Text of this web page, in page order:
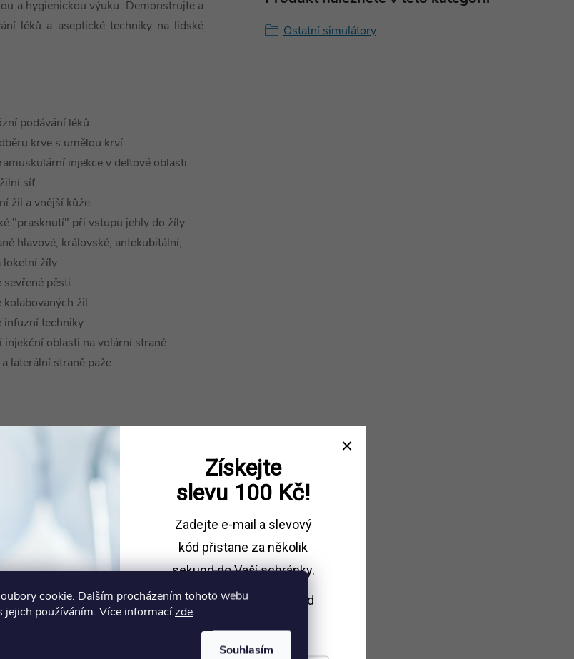
cookie. Dalším procházením tohoto webu
jejich používáním. Více informacízde.
Souhlasím
a hygienickou výuku. Demonstrujte a
léků a aseptické techniky na lidské
podávání léků
krve s umělou krví
injekce v deltové oblasti
síť
žil a vnější kůže
"prasknutí" při vstupu jehly do žíly
hlavové, královské, antekubitální,
loketní žíly
sevřené pěsti
kolabovaných žil
infuzní techniky
injekční oblasti na volární straně
laterální straně paže
Ostatní simulátory
Získejte
slevu 100 Kč!
Zadejte e-mail a slevový
kód přistane za několik
sekund do Vaší schránky.
Sleva platí při nákupu
nad